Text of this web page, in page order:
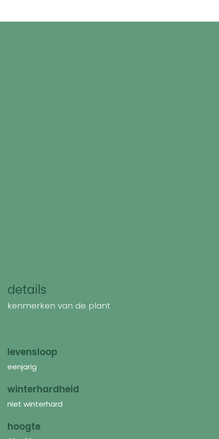
details
kenmerken van de plant
levensloop
eenjarig
winterhardheid
niet winterhard
hoogte